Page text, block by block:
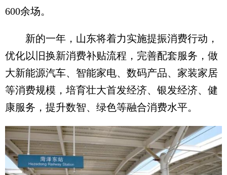
600余场。
新的一年，山东将着力实施提振消费行动，
优化以旧换新消费补贴流程，完善配套服务，做
大新能源汽车、智能家电、数码产品、家装家居
等消费规模，培育壮大首发经济、银发经济、健
康服务，提升数智、绿色等融合消费水平。